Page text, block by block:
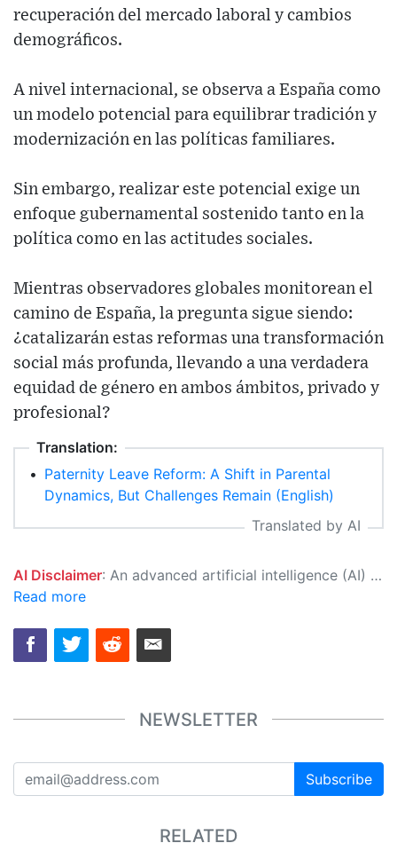
recuperación del mercado laboral y cambios
demográficos.
A nivel internacional, se observa a España como
un modelo potencial para equilibrar tradición y
modernización en las políticas familiares.
Sin embargo, realizar este potencial exige un
enfoque gubernamental sostenido tanto en la
política como en las actitudes sociales.
Mientras observadores globales monitorean el
camino de España, la pregunta sigue siendo:
¿catalizarán estas reformas una transformación
social más profunda, llevando a una verdadera
equidad de género en ambos ámbitos, privado y
profesional?
Translation:
• Paternity Leave Reform: A Shift in Parental
Dynamics, But Challenges Remain (English)
Translated by AI
AI Disclaimer: An advanced artificial intelligence (AI) system generated the content of this page on its own. This innovative technology conducts extensive research from a variety of reliable sources, performs rigorous fact-checking and verification, cleans up and balances biased or manipulated content, and presents a minimal factual summary that is just enough yet essential for you to function as an informed and educated citizen. Please keep in mind, however, that this system is an evolving technology, and as a result, the article may contain accidental inaccuracies or errors. We urge you to help us improve our site by reporting any inaccuracies you find using the "
Read more
NEWSLETTER
Subscribe
RELATED